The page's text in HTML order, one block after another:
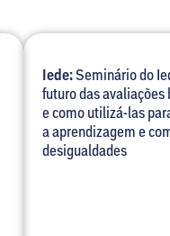
Iede:Seminário do
futuro das
e como utilizá-las
a aprendizagem e
desigualdades